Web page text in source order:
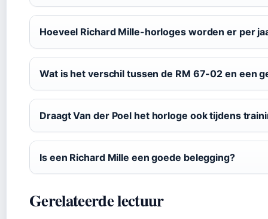
Hoeveel Richard Mille-horloges worden er per
Wat is het verschil tussen de RM 67-02 en een
Draagt Van der Poel het horloge ook tijdens
Is een Richard Mille een goede belegging?
Gerelateerde lectuur